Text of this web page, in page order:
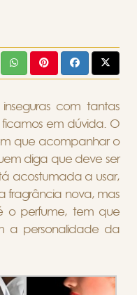
com tantas
em dúvida. O
que acompanhar o
diga que deve ser
acostumada a usar,
fragrância nova, mas
o perfume, tem que
a personalidade da